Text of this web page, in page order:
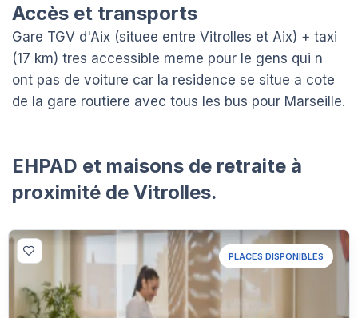
Accès et transports
Gare TGV d'Aix (situee entre Vitrolles et Aix) + taxi
(17 km) tres accessible meme pour le gens qui n
ont pas de voiture car la residence se situe a cote
de la gare routiere avec tous les bus pour Marseille.
EHPAD et maisons de retraite à
proximité de Vitrolles.
PLACES DISPONIBLES